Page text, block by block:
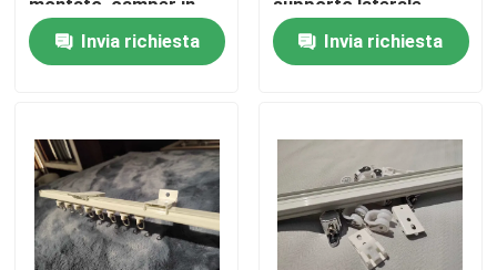
Contattici
Abbigliamento moda usato
Abbigliamento per bambini primari
montato, camper in
alluminio, bianco
Invia richiesta
supporto laterale
Invia richiesta